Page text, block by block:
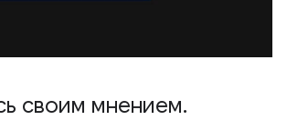
своим мнением.